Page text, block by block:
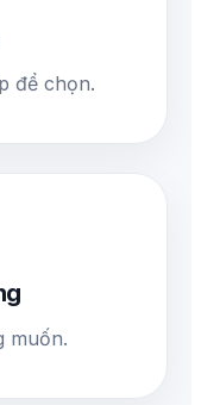
để chọn.
muốn.